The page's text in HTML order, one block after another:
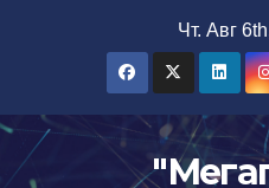
Чт. Авг